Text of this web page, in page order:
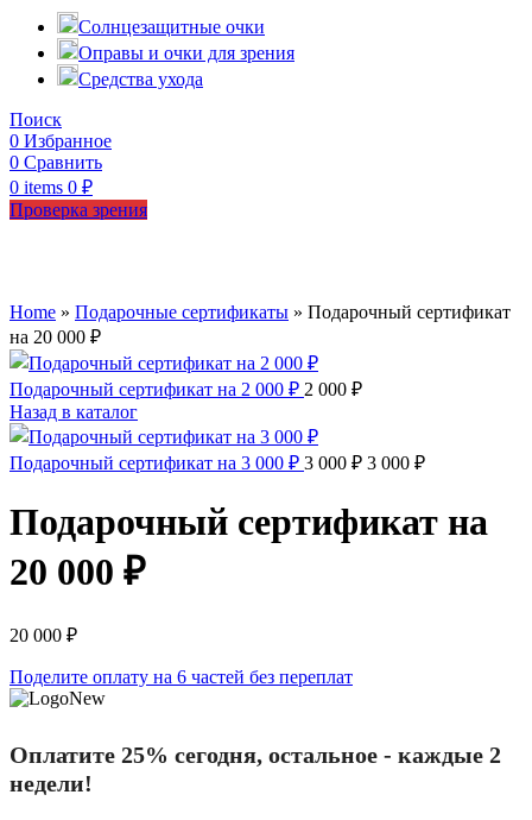
Солнцезащитные очки
Оправы и очки для зрения
Средства ухода
Поиск
0 Избранное
0 Сравнить
0 items 0 ₽
Проверка зрения
Home » Подарочные сертификаты » Подарочный сертификат
на 20 000 ₽
Подарочный сертификат на 2 000 ₽ 2 000 ₽
Назад в каталог
Подарочный сертификат на 3 000 ₽ 3 000 ₽ 3 000 ₽
Подарочный сертификат на
20 000 ₽
20 000 ₽
Поделите оплату на 6 частей без переплат
Оплатите 25% сегодня, остальное - каждые 2
недели!